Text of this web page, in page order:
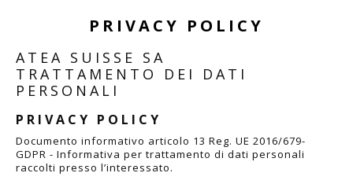
PRIVACY POLICY
ATEA SUISSE SA
TRATTAMENTO DEI DATI
PERSONALI
PRIVACY POLICY
Documento informativo articolo 13 Reg. UE 2016/679-
GDPR - Informativa per trattamento di dati personali
raccolti presso l’interessato.